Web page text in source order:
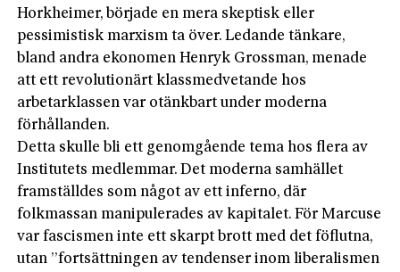
Horkheimer, började en mera skeptisk eller
pessimistisk marxism ta över. Ledande tänkare,
bland andra ekonomen Henryk Grossman, menade
att ett revolutionärt klassmedvetande hos
arbetarklassen var otänkbart under moderna
förhållanden.
Detta skulle bli ett genomgående tema hos flera av
Institutets medlemmar. Det moderna samhället
framställdes som något av ett inferno, där
folkmassan manipulerades av kapitalet. För Marcuse
var fascismen inte ett skarpt brott med det föflutna,
utan ”fortsättningen av tendenser inom liberalismen